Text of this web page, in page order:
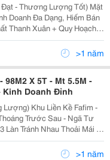
- Thương Lượng Tốt) Mặt
Doanh Đa Dạng, Hiếm Bán
Thanh Xuân + Quy Hoạch
Muốn Mua + Chủ Ở
Dài...
>1 năm
98M2 X 5T - Mt 5.5M -
Kinh Doanh Đỉnh
Kề Fafim -
Trước Sau - Ngã Tư
Làn Tránh Nhau Thoải Mái -
Doanh - Văn Phòng. Mô
Duy...
>1 năm